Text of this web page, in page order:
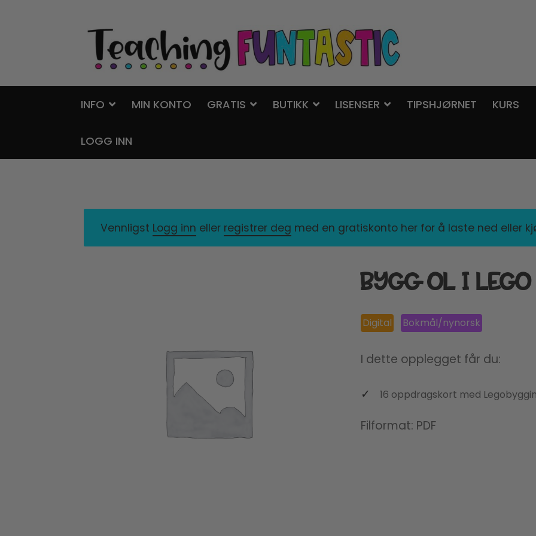
Hopp
navigasjon
Hopp
innhold
INFO MIN KONTO GRATIS BUTIKK LISENSER TIPSHJØRNET KURS
LOGG INN
Vennligst Logg inn eller registrer deg med en gratiskonto her for å laste ned eller
BYGG OL I LEGO
Digital Bokmål/nynorsk
I dette opplegget får du:
16 oppdragskort med
Filformat: PDF